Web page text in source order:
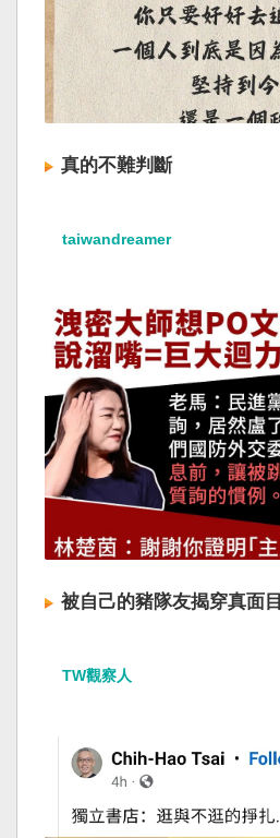
真的不難判斷
taiwandreamer
被自己的豬隊友揭穿真面目
TW觀察人